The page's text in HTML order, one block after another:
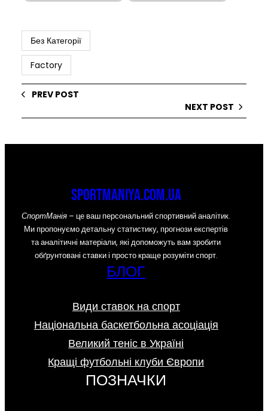
Без Категорії
Factory
PREV POST
NEXT POST
sportmaniya.com.ua
СпортМанія – це ваш персональний спортивний аналітик.
Ми пропонуємо детальну статистику, прогнози експертів
та аналітичні матеріали, які допоможуть вам зробити
обґрунтовані ставки і просто краще розуміти спорт.
БЛОГ
Види ставок на спорт
Національна баскетбольна асоціація
Великий теніс в Україні
Кращі футбольні клуби Європи
ПОЗНАЧКИ